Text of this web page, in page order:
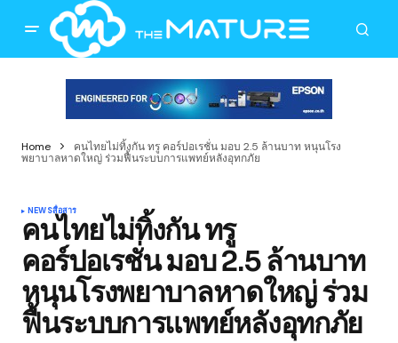
Home
คนไทยไม่ทิ้งกัน ทรู คอร์ปอเรชั่น มอบ 2.5 ล้านบาท หนุนโรง
พยาบาลหาดใหญ่ ร่วมฟื้นระบบการแพทย์หลังอุทกภัย
NEWSสื่อสาร
คนไทยไม่ทิ้งกัน ทรู
คอร์ปอเรชั่น มอบ 2.5 ล้านบาท
หนุนโรงพยาบาลหาดใหญ่ ร่วม
ฟื้นระบบการแพทย์หลังอุทกภัย